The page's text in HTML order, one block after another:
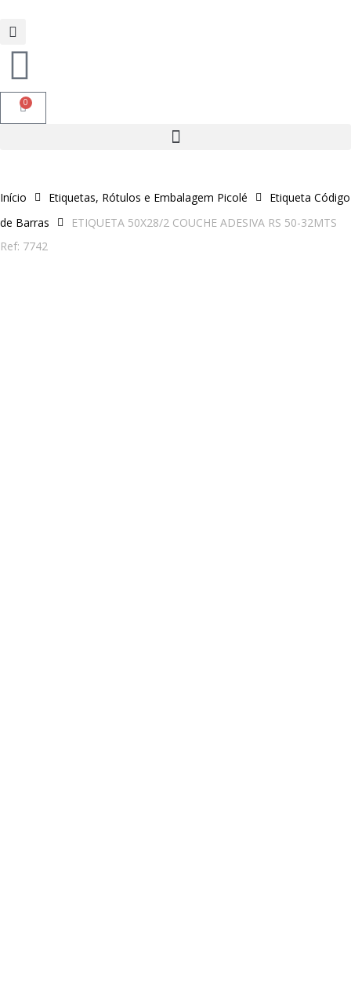
0
Início Etiquetas, Rótulos e Embalagem Picolé
Etiqueta Código
de Barras
ETIQUETA 50X28/2 COUCHE ADESIVA RS 50-32MTS
Ref: 7742